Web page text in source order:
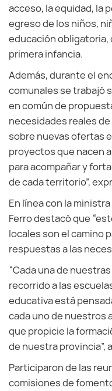
acceso, la equidad, la
egreso de los niños,
educación obligatoria,
primera infancia.
Además, durante el
comunales se trabajó
en común de
necesidades reales
sobre nuevas ofertas
proyectos que nacen
para acompañar y
de cada territorio”,
En línea con la
Ferro destacó que
locales son el camino
respuestas a las
“Cada una de
recorrido a las
educativa está
cada uno de nuestros
que propicie la
de nuestra provincia”,
Participaron de las
comisiones de